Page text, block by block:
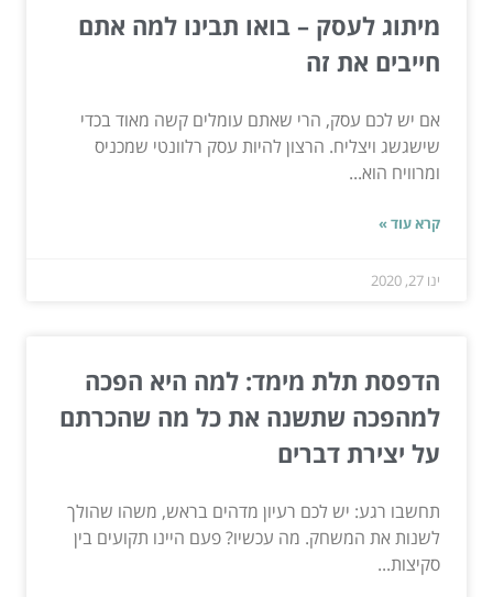
מיתוג לעסק – בואו תבינו למה אתם
חייבים את זה
אם יש לכם עסק, הרי שאתם עומלים קשה מאוד בכדי
שישגשג ויצליח. הרצון להיות עסק רלוונטי שמכניס
ומרוויח הוא...
קרא עוד »
ינו 27, 2020
הדפסת תלת מימד: למה היא הפכה
למהפכה שתשנה את כל מה שהכרתם
על יצירת דברים
תחשבו רגע: יש לכם רעיון מדהים בראש, משהו שהולך
לשנות את המשחק. מה עכשיו? פעם היינו תקועים בין
סקיצות...